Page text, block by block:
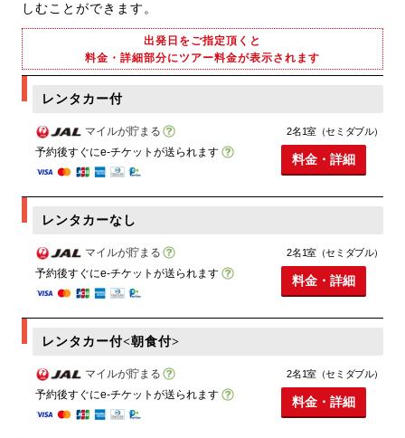
しむことができます。
出発日をご指定頂くと
料金・詳細部分にツアー料金が表示されます
レンタカー付
マイルが貯まる
予約後すぐにe-チケットが送られます
2名1室（セミダブル）
料金・詳細
レンタカーなし
マイルが貯まる
予約後すぐにe-チケットが送られます
2名1室（セミダブル）
料金・詳細
レンタカー付<朝食付>
マイルが貯まる
予約後すぐにe-チケットが送られます
2名1室（セミダブル）
料金・詳細